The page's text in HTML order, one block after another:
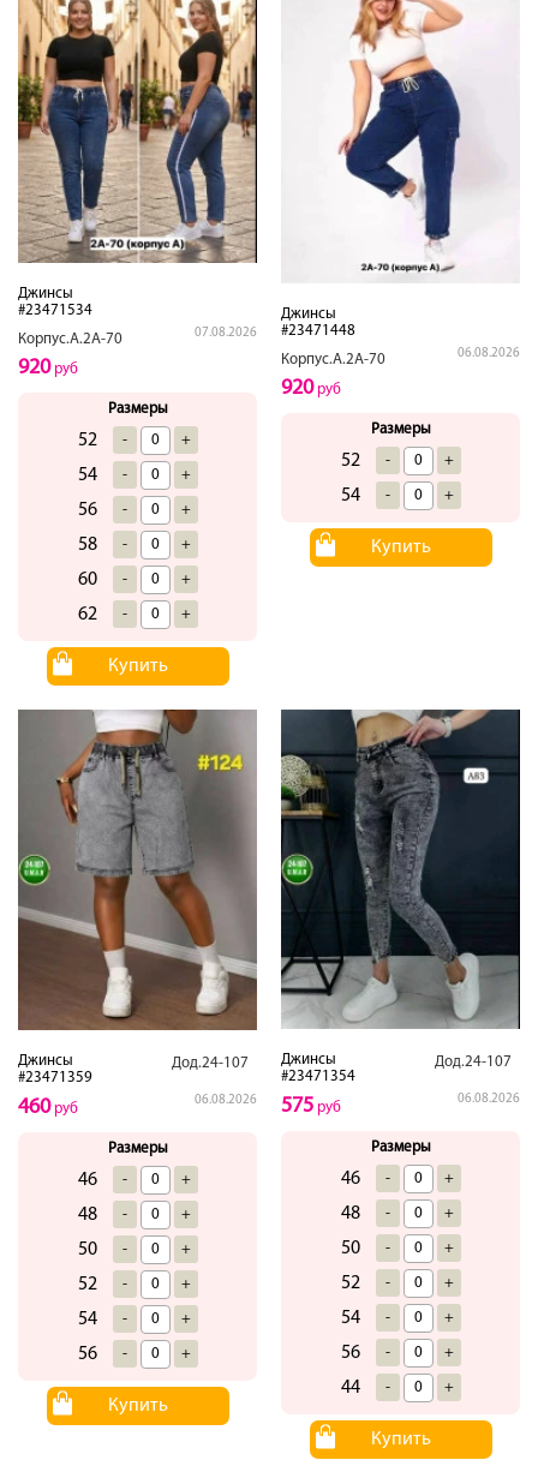
Джинсы
#23471534
Корпус.А.2А-70
07.08.2026
920руб
Размеры
52 - +
54 - +
56 - +
58 - +
60 - +
62 - +
Купить
Джинсы
#23471448
Корпус.А.2А-70
06.08.2026
920руб
Размеры
52 - +
54 - +
Купить
Джинсы
#23471359
Дод.24-107
06.08.2026
460руб
Размеры
46 - +
48 - +
50 - +
52 - +
54 - +
56 - +
Купить
Джинсы
#23471354
Дод.24-107
06.08.2026
575 руб
Размеры
46 - +
48 - +
50 - +
52 - +
54 - +
56 - +
44 - +
Купить